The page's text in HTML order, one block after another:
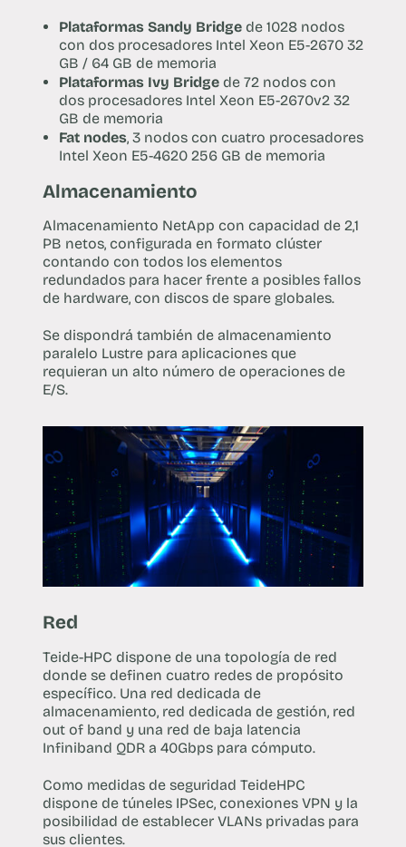
Plataformas Sandy Bridgede 1028 nodos
con dos procesadores Intel Xeon E5-2670 32
GB / 64 GB de memoria
Plataformas Ivy Bridgede 72 nodos con
dos procesadores Intel Xeon E5-2670v2 32
GB de memoria
Fat nodes, 3 nodos con cuatro procesadores
Intel Xeon E5-4620 256 GB de memoria
Almacenamiento
Almacenamiento NetApp con capacidad de 2,1
PB netos, configurada en formato clúster
contando con todos los elementos
redundados para hacer frente a posibles fallos
de hardware, con discos de spare globales.
Se dispondrá también de almacenamiento
paralelo Lustre para aplicaciones que
requieran un alto número de operaciones de
E/S.
Red
Teide-HPC dispone de una topología de red
donde se definen cuatro redes de propósito
específico. Una red dedicada de
almacenamiento, red dedicada de gestión, red
out of band y una red de baja latencia
Infiniband QDR a 40Gbps para cómputo.
Como medidas de seguridad TeideHPC
dispone de túneles IPSec, conexiones VPN y la
posibilidad de establecer VLANs privadas para
sus clientes.